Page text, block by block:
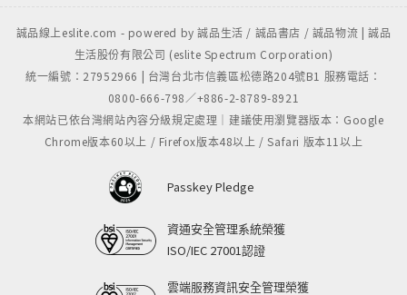
誠品線上eslite.com - powered by 誠品生活 / 誠品書店 / 誠品物流 | 誠品
生活股份有限公司 (eslite Spectrum Corporation)
統一編號：27952966 | 台灣台北市信義區松德路204號B1 服務電話：
0800-666-798／+886-2-8789-8921
本網站已依台灣網站內容分級規定處理｜建議使用瀏覽器版本：Google
Chrome版本60以上 / Firefox版本48以上 / Safari 版本11以上
Passkey Pledge
資通安全管理系統榮獲
ISO/IEC 27001認證
雲端服務資訊安全管理榮獲